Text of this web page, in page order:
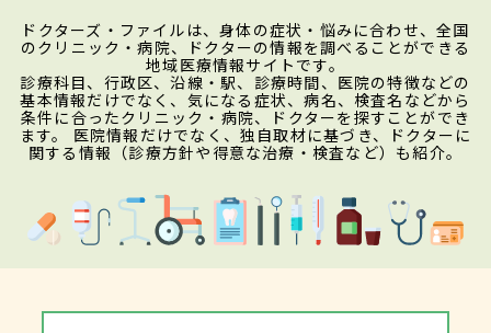
ドクターズ・ファイルは、身体の症状・悩みに合わせ、全国
のクリニック・病院、ドクターの情報を調べることができる
地域医療情報サイトです。
診療科目、行政区、沿線・駅、診療時間、医院の特徴などの
基本情報だけでなく、気になる症状、病名、検査名などから
条件に合ったクリニック・病院、ドクターを探すことができ
ます。 医院情報だけでなく、独自取材に基づき、ドクターに
関する情報（診療方針や得意な治療・検査など）も紹介。